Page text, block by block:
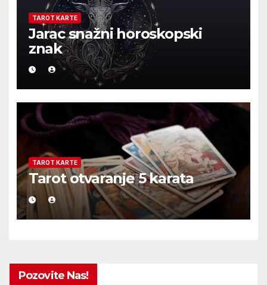
TAROT KARTE
Jarac snažni horoskopski
znak
TAROT KARTE
Tarot otvaranje 5 karata
Pozovite Nas!